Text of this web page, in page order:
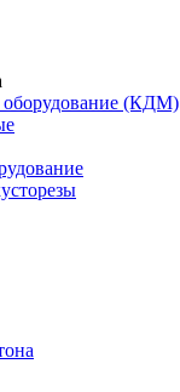
оборудование (КДМ)